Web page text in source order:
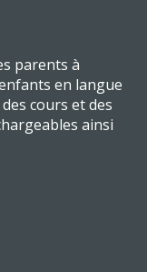
parents à
en langue
cours et des
ainsi